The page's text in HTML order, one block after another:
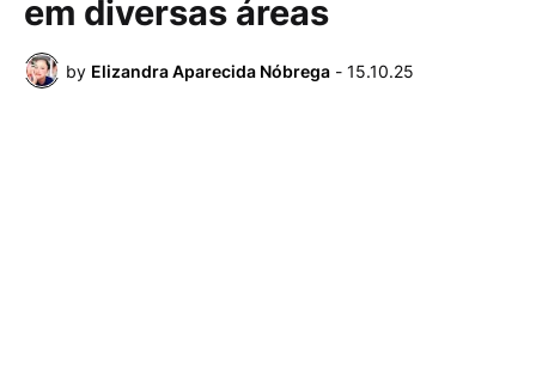
em diversas áreas
by Elizandra Aparecida Nóbrega - 15.10.25